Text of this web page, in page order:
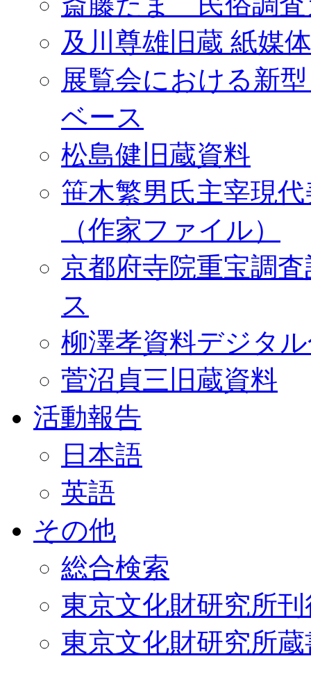
及川尊雄旧蔵 紙媒
展覧会における新
ベース
松島健旧蔵資料
笹木繁男氏主宰現
（作家ファイル）
京都府寺院重宝調
ス
柳澤孝資料デジタ
菅沼貞三旧蔵資料
活動報告
日本語
英語
その他
総合検索
東京文化財研究所
東京文化財研究所